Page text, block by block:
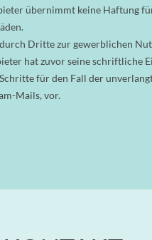
übernimmt keine Haftung
Dritte zur gewerblichen
hat zuvor seine schriftliche
für den Fall der
Mails, vor.